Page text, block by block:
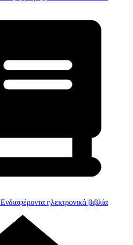
Ενδιαφέροντα ηλεκτρονικά βιβλία